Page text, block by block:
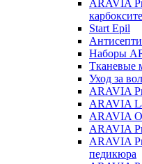
ARAVIA
Start Epil
Наборы
Тканевые
Уход за
ARAVIA
ARAVIA
ARAVIA
ARAVIA
ARAVIA
педикюра